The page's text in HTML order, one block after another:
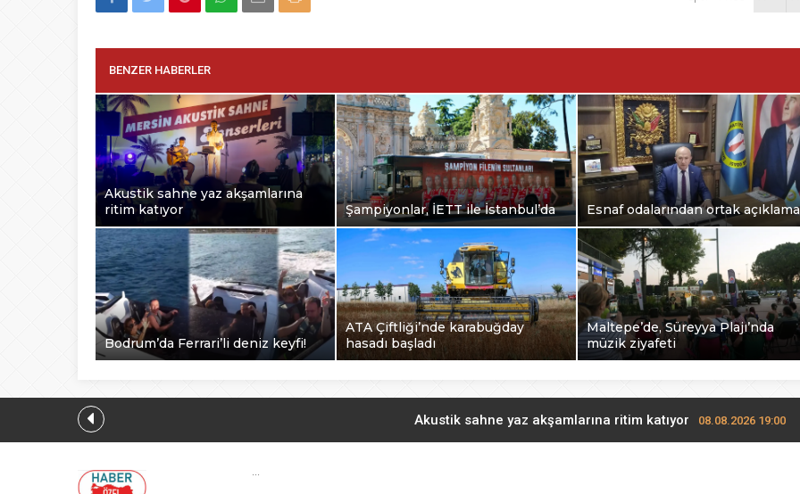
BENZER HABERLER
Akustik sahne yaz akşamlarına
ritim katıyor
Şampiyonlar, İETT ile İstanbul’da Esnaf odalarından ortak açıklama
Bodrum’da Ferrari’li deniz keyfi!
ATA Çiftliği’nde karabuğday
hasadı başladı
Maltepe’de, Süreyya Plajı’nda
müzik ziyafeti
Akustik sahne yaz akşamlarına ritim katıyor 08.08.2026 19:00